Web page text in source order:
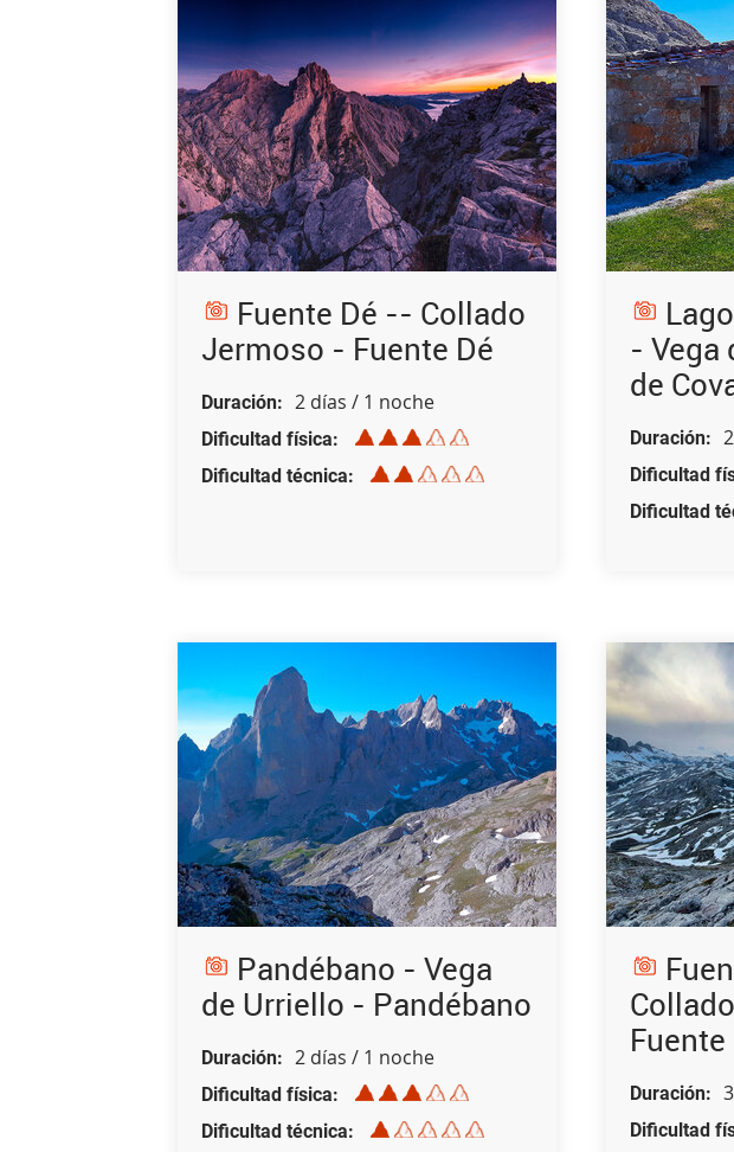
Fuente Dé -- Collado
Jermoso - Fuente Dé
Duración 2 días / 1 noche
Dificultad física
Dificultad técnica
- Vega
de
Duración
Dificultad
Dificultad
Pandébano - Vega
de Urriello - Pandébano
Duración 2 días / 1 noche
Dificultad física
Dificultad técnica
Fuente
Duración
Dificultad